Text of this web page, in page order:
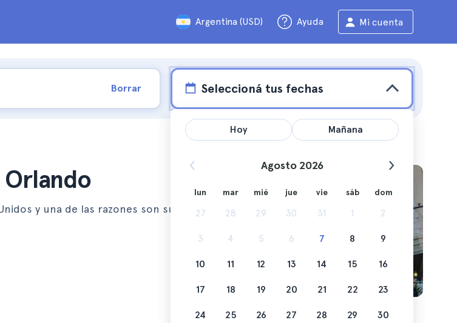
Argentina (USD) Ayuda Mi cuenta
Borrar Seleccioná tus fechas
Orlando
y una de las razones son sus
Hoy Mañana
Agosto 2026
lun mar mié jue vie sáb dom
27 28 29 30 31 1 2
3 4 5 6 7 8 9
10 11 12 13 14 15 16
17 18 19 20 21 22 23
24 25 26 27 28 29 30